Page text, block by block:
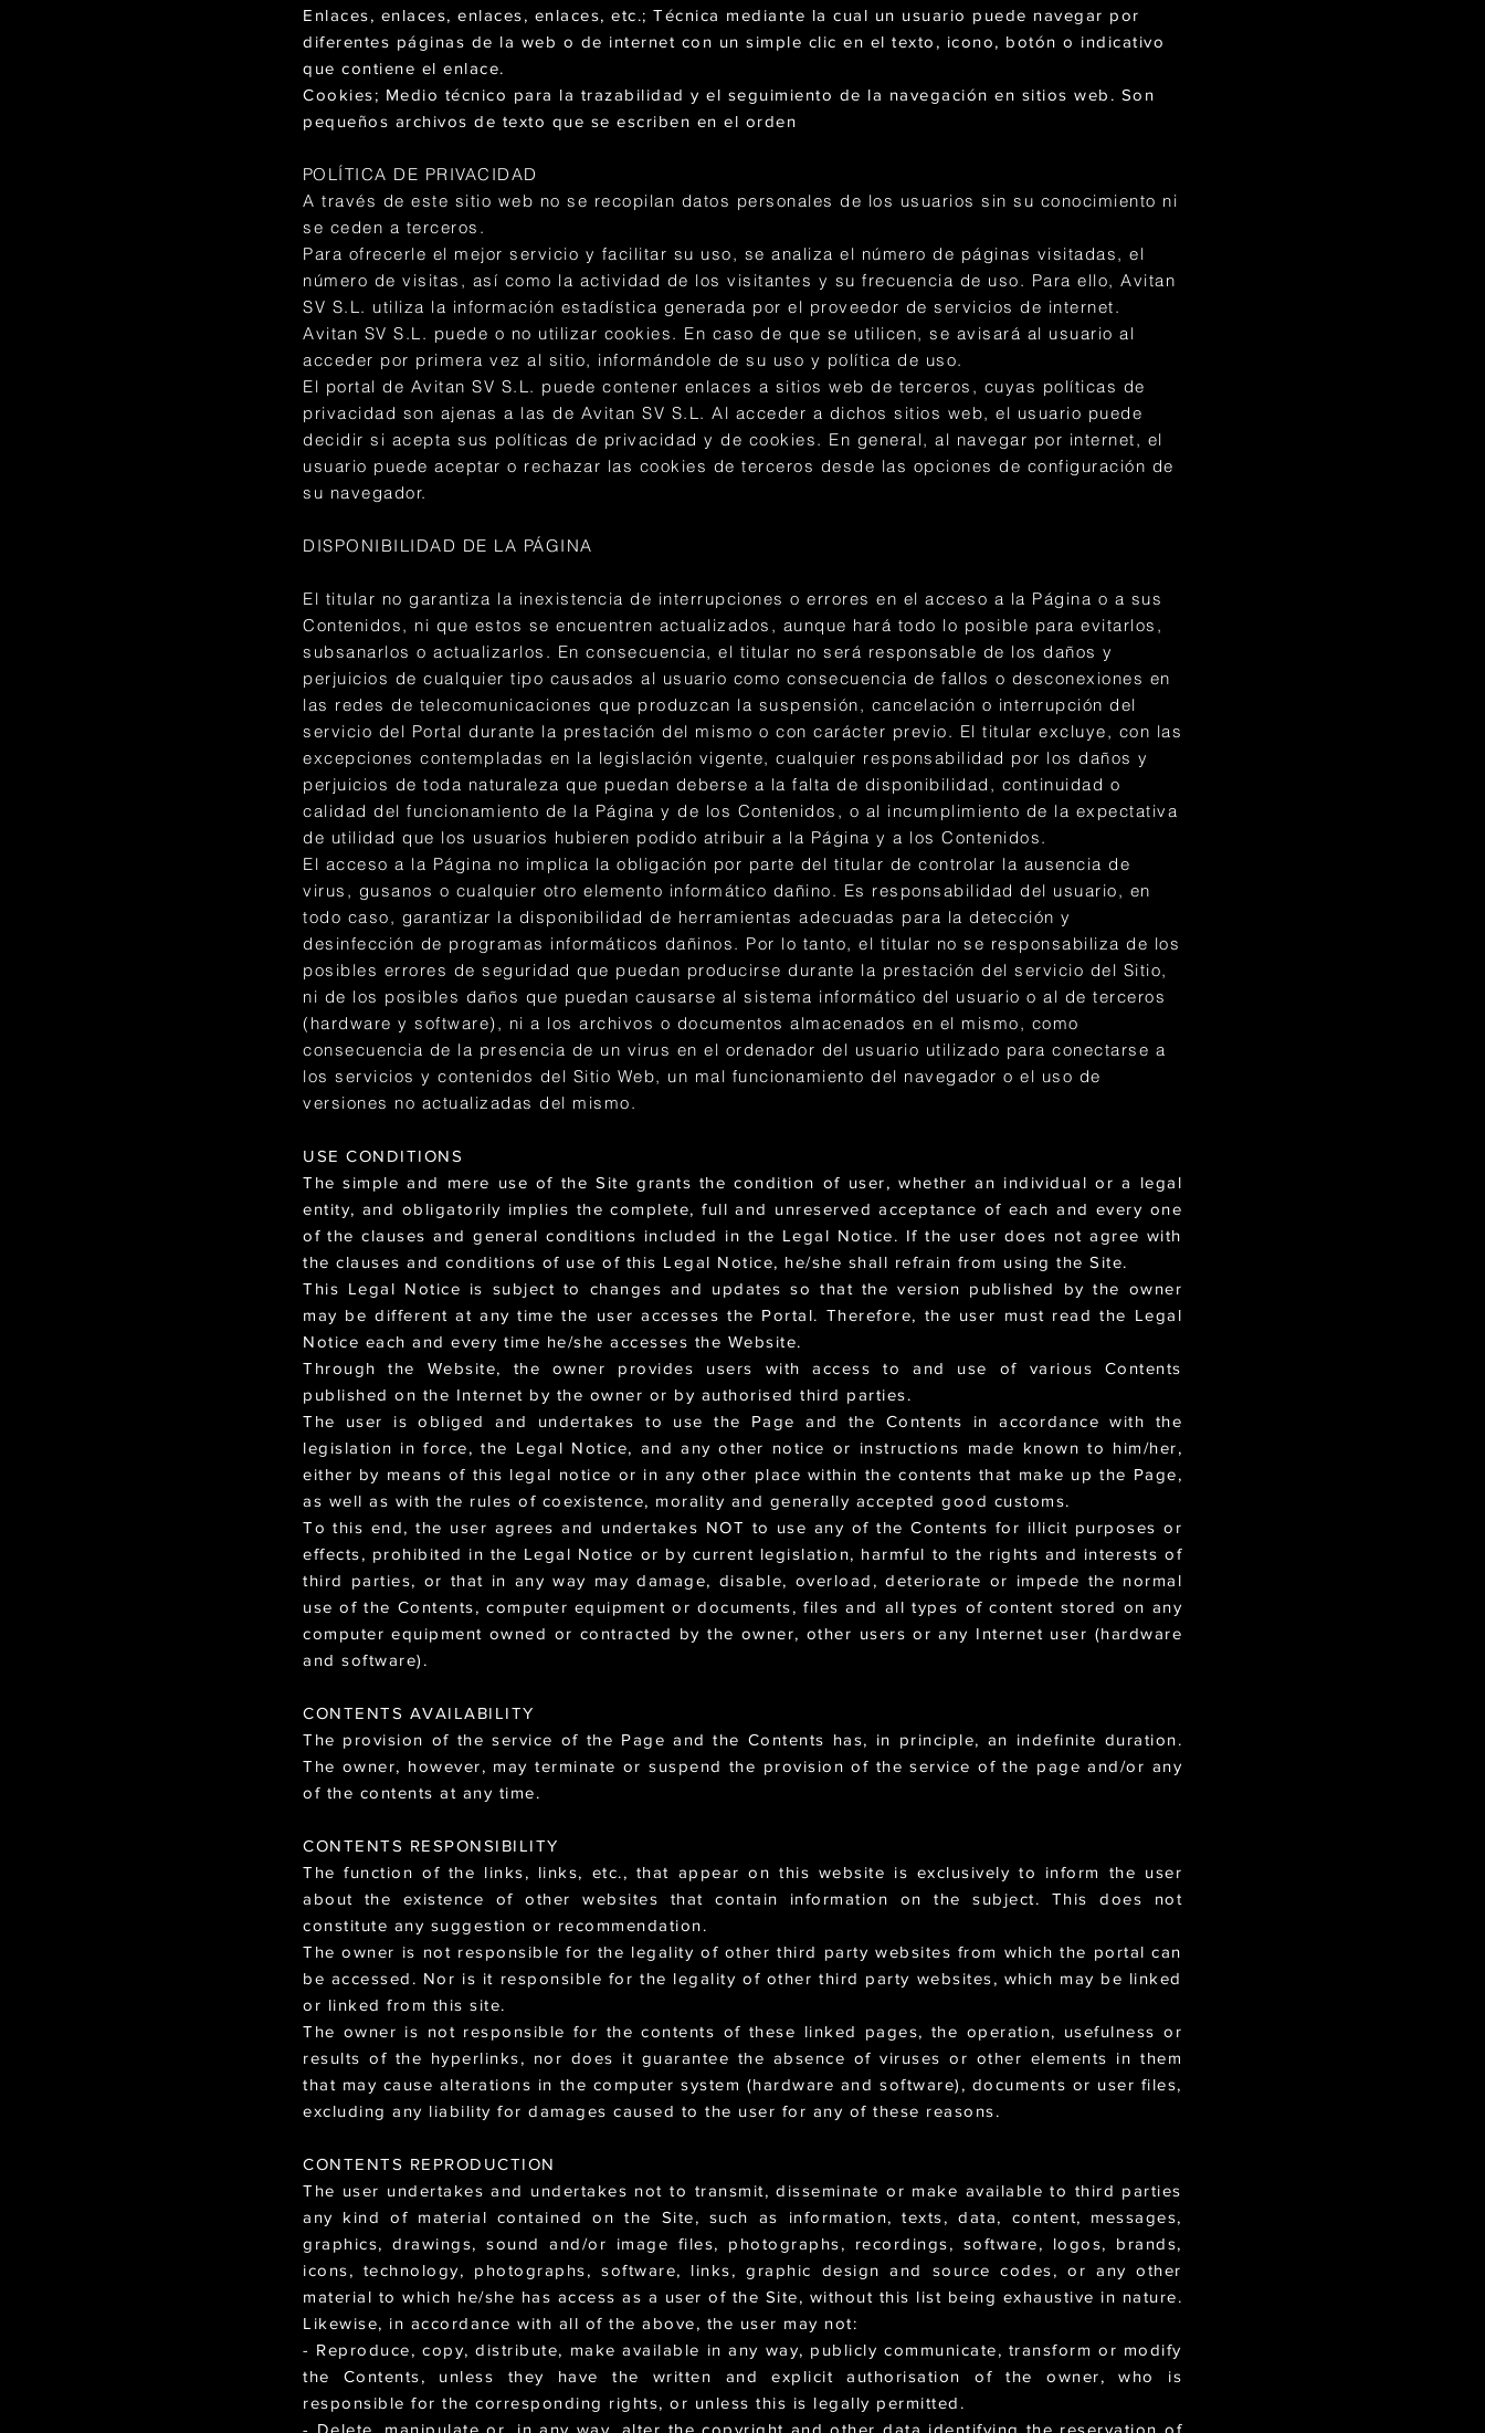
Enlaces, enlaces, enlaces, enlaces, etc.; Técnica mediante la cual un usuario puede navegar por
diferentes páginas de la web o de internet con un simple clic en el texto, icono, botón o indicativo
que contiene el enlace.
Cookies; Medio técnico para la trazabilidad y el seguimiento de la navegación en sitios web. Son
pequeños archivos de texto que se escriben en el orden
POLÍTICA DE PRIVACIDAD
A través de este sitio web no se recopilan datos personales de los usuarios sin su conocimiento ni
se ceden a terceros.
Para ofrecerle el mejor servicio y facilitar su uso, se analiza el número de páginas visitadas, el
número de visitas, así como la actividad de los visitantes y su frecuencia de uso. Para ello, Avitan
SV S.L. utiliza la información estadística generada por el proveedor de servicios de internet.
Avitan SV S.L. puede o no utilizar cookies. En caso de que se utilicen, se avisará al usuario al
acceder por primera vez al sitio, informándole de su uso y política de uso.
El portal de Avitan SV S.L. puede contener enlaces a sitios web de terceros, cuyas políticas de
privacidad son ajenas a las de Avitan SV S.L. Al acceder a dichos sitios web, el usuario puede
decidir si acepta sus políticas de privacidad y de cookies. En general, al navegar por internet, el
usuario puede aceptar o rechazar las cookies de terceros desde las opciones de configuración de
su navegador.
DISPONIBILIDAD DE LA PÁGINA
El titular no garantiza la inexistencia de interrupciones o errores en el acceso a la Página o a sus
Contenidos, ni que estos se encuentren actualizados, aunque hará todo lo posible para evitarlos,
subsanarlos o actualizarlos. En consecuencia, el titular no será responsable de los daños y
perjuicios de cualquier tipo causados al usuario como consecuencia de fallos o desconexiones en
las redes de telecomunicaciones que produzcan la suspensión, cancelación o interrupción del
servicio del Portal durante la prestación del mismo o con carácter previo. El titular excluye, con las
excepciones contempladas en la legislación vigente, cualquier responsabilidad por los daños y
perjuicios de toda naturaleza que puedan deberse a la falta de disponibilidad, continuidad o
calidad del funcionamiento de la Página y de los Contenidos, o al incumplimiento de la expectativa
de utilidad que los usuarios hubieren podido atribuir a la Página y a los Contenidos.
El acceso a la Página no implica la obligación por parte del titular de controlar la ausencia de
virus, gusanos o cualquier otro elemento informático dañino. Es responsabilidad del usuario, en
todo caso, garantizar la disponibilidad de herramientas adecuadas para la detección y
desinfección de programas informáticos dañinos. Por lo tanto, el titular no se responsabiliza de los
posibles errores de seguridad que puedan producirse durante la prestación del servicio del Sitio,
ni de los posibles daños que puedan causarse al sistema informático del usuario o al de terceros
(hardware y software), ni a los archivos o documentos almacenados en el mismo, como
consecuencia de la presencia de un virus en el ordenador del usuario utilizado para conectarse a
los servicios y contenidos del Sitio Web, un mal funcionamiento del navegador o el uso de
versiones no actualizadas del mismo.
USE CONDITIONS
The simple and mere use of the Site grants the condition of user, whether an individual or a legal
entity, and obligatorily implies the complete, full and unreserved acceptance of each and every one
of the clauses and general conditions included in the Legal Notice. If the user does not agree with
the clauses and conditions of use of this Legal Notice, he/she shall refrain from using the Site.
This Legal Notice is subject to changes and updates so that the version published by the owner
may be different at any time the user accesses the Portal. Therefore, the user must read the Legal
Notice each and every time he/she accesses the Website.
Through the Website, the owner provides users with access to and use of various Contents
published on the Internet by the owner or by authorised third parties.
The user is obliged and undertakes to use the Page and the Contents in accordance with the
legislation in force, the Legal Notice, and any other notice or instructions made known to him/her,
either by means of this legal notice or in any other place within the contents that make up the Page,
as well as with the rules of coexistence, morality and generally accepted good customs.
To this end, the user agrees and undertakes NOT to use any of the Contents for illicit purposes or
effects, prohibited in the Legal Notice or by current legislation, harmful to the rights and interests of
third parties, or that in any way may damage, disable, overload, deteriorate or impede the normal
use of the Contents, computer equipment or documents, files and all types of content stored on any
computer equipment owned or contracted by the owner, other users or any Internet user (hardware
and software).
CONTENTS AVAILABILITY
The provision of the service of the Page and the Contents has, in principle, an indefinite duration.
The owner, however, may terminate or suspend the provision of the service of the page and/or any
of the contents at any time.
CONTENTS RESPONSIBILITY
The function of the links, links, etc., that appear on this website is exclusively to inform the user
about the existence of other websites that contain information on the subject. This does not
constitute any suggestion or recommendation.
The owner is not responsible for the legality of other third party websites from which the portal can
be accessed. Nor is it responsible for the legality of other third party websites, which may be linked
or linked from this site.
The owner is not responsible for the contents of these linked pages, the operation, usefulness or
results of the hyperlinks, nor does it guarantee the absence of viruses or other elements in them
that may cause alterations in the computer system (hardware and software), documents or user files,
excluding any liability for damages caused to the user for any of these reasons.
CONTENTS REPRODUCTION
The user undertakes and undertakes not to transmit, disseminate or make available to third parties
any kind of material contained on the Site, such as information, texts, data, content, messages,
graphics, drawings, sound and/or image files, photographs, recordings, software, logos, brands,
icons, technology, photographs, software, links, graphic design and source codes, or any other
material to which he/she has access as a user of the Site, without this list being exhaustive in nature.
Likewise, in accordance with all of the above, the user may not:
- Reproduce, copy, distribute, make available in any way, publicly communicate, transform or modify
the Contents, unless they have the written and explicit authorisation of the owner, who is
responsible for the corresponding rights, or unless this is legally permitted.
- Delete, manipulate or, in any way, alter the copyright and other data identifying the reservation of